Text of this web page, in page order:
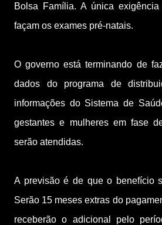
Bolsa Família. A única
façam os exames pré-natais.
O governo está terminando de
dados do programa de
informações do Sistema de
gestantes e mulheres em fase
serão atendidas.
A previsão é de que o benefício
Serão 15 meses extras do
receberão o adicional pelo